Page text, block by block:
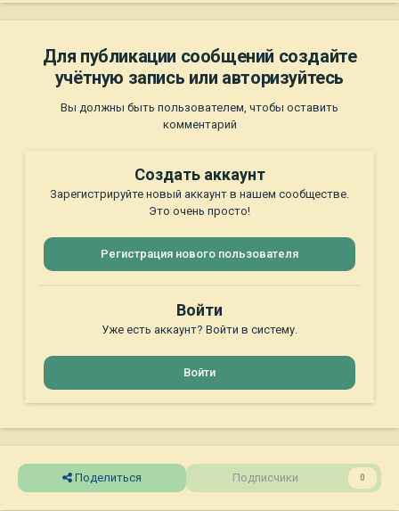
Для публикации сообщений создайте
учётную запись или авторизуйтесь
Вы должны быть пользователем, чтобы оставить
комментарий
Создать аккаунт
Зарегистрируйте новый аккаунт в нашем сообществе.
Это очень просто!
Регистрация нового пользователя
Войти
Уже есть аккаунт? Войти в систему.
Войти
Поделиться Подписчики 0